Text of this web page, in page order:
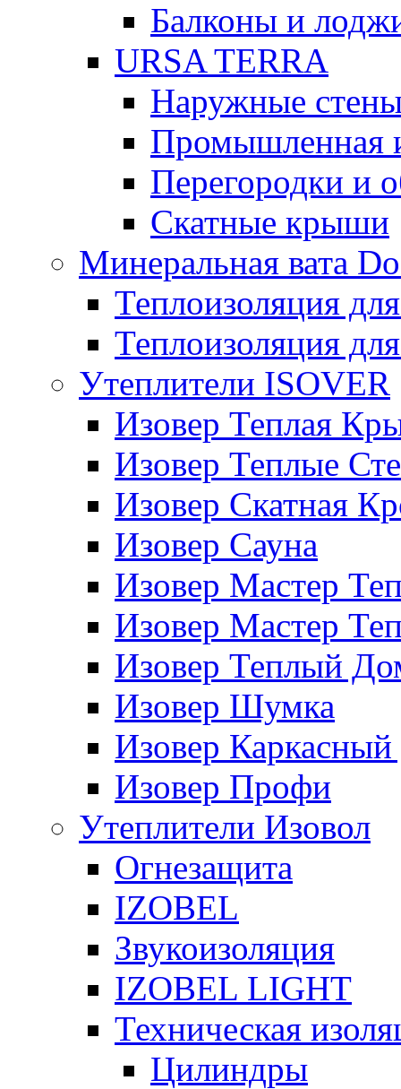
Балконы и
URSA TERRA
Наружные
Промышленная
Перегородки и
Скатные крыши
Минеральная вата
Теплоизоляция
Теплоизоляция
Утеплители ISOVER
Изовер Теплая
Изовер Теплые
Изовер Скатная
Изовер Сауна
Изовер Мастер
Изовер Мастер
Изовер Теплый
Изовер Шумка
Изовер
Изовер Профи
Утеплители Изовол
Огнезащита
IZOBEL
Звукоизоляция
IZOBEL LIGHT
Техническая
Цилиндры